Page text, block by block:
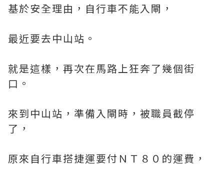
基於安全理由，自行車不能入閘，
最近要去中山站。
就是這樣，再次在馬路上狂奔了幾個街
口。
來到中山站，準備入閘時，被職員截停
了，
原來自行車搭捷運要付ＮＴ８０的運費，